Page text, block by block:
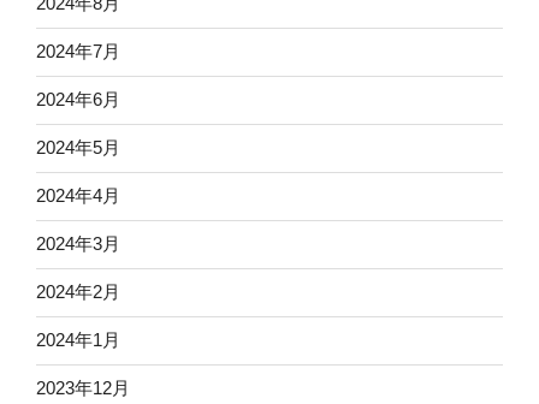
2024年7月
2024年6月
2024年5月
2024年4月
2024年3月
2024年2月
2024年1月
2023年12月